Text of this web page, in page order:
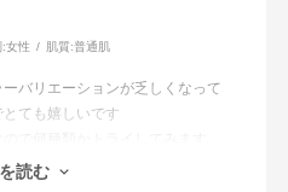
:女性 肌質:普通肌
バリエーションが乏しくなって
ても嬉しいです
ることもありますが、それでも
読む